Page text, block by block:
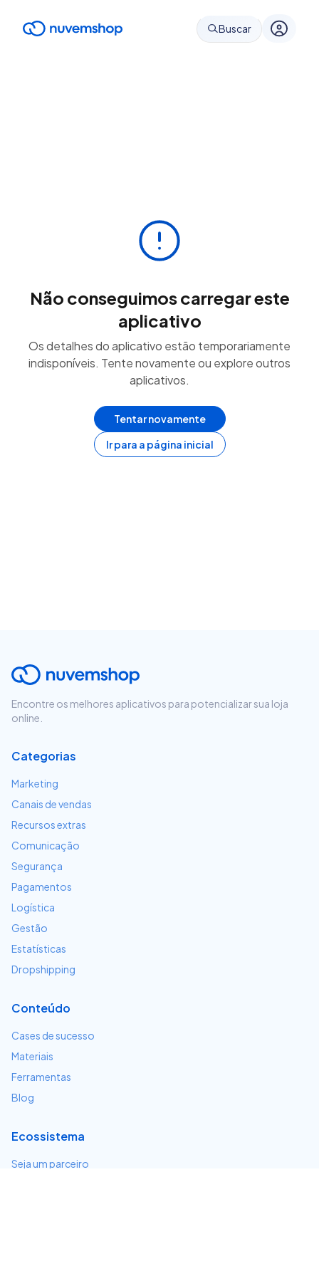
Buscar
Não conseguimos carregar este
aplicativo
Os detalhes do aplicativo estão temporariamente
indisponíveis. Tente novamente ou explore outros
aplicativos.
Tentar novamente
Ir para a página inicial
Encontre os melhores aplicativos para potencializar sua loja
online.
Categorias
Marketing
Canais de vendas
Recursos extras
Comunicação
Segurança
Pagamentos
Logística
Gestão
Estatísticas
Dropshipping
Conteúdo
Cases de sucesso
Materiais
Ferramentas
Blog
Ecossistema
Seja um parceiro